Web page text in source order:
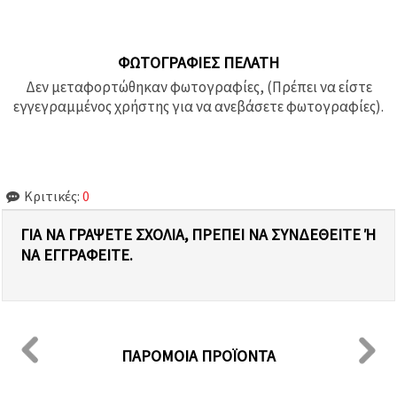
ΦΩΤΟΓΡΑΦΊΕΣ ΠΕΛΆΤΗ
Δεν μεταφορτώθηκαν φωτογραφίες, (Πρέπει να είστε
εγγεγραμμένος χρήστης για να ανεβάσετε φωτογραφίες).
Κριτικές: 0
ΓΙΑ ΝΑ ΓΡΆΨΕΤΕ ΣΧΌΛΙΑ, ΠΡΈΠΕΙ ΝΑ ΣΥΝΔΕΘΕΊΤΕ Ή Ν
Α ΕΓΓΡΑΦΕΊΤΕ.
ΠΑΡΌΜΟΙΑ ΠΡΟΪΌΝΤΑ